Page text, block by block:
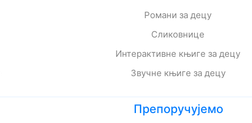
Романи за децу
Сликовнице
Интерактивне књиге за децу
Звучне књиге за децу
Препоручујемо